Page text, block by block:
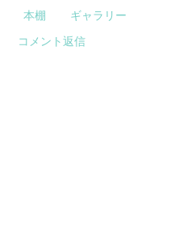
本棚
ギャラリー
コメント返信